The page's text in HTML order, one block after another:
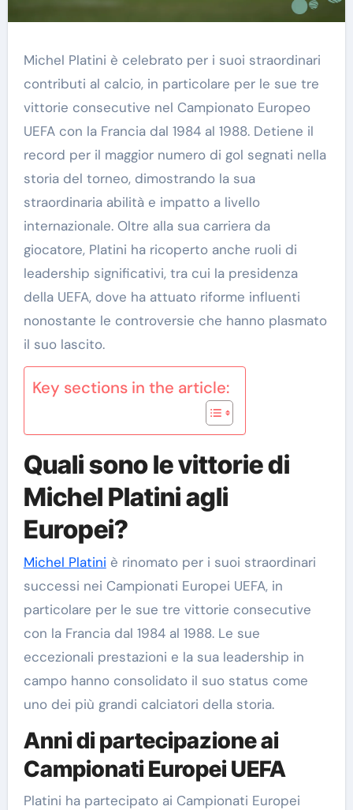
Michel Platini è celebrato per i suoi straordinari
contributi al calcio, in particolare per le sue tre
vittorie consecutive nel Campionato Europeo
UEFA con la Francia dal 1984 al 1988. Detiene il
record per il maggior numero di gol segnati nella
storia del torneo, dimostrando la sua
straordinaria abilità e impatto a livello
internazionale. Oltre alla sua carriera da
giocatore, Platini ha ricoperto anche ruoli di
leadership significativi, tra cui la presidenza
della UEFA, dove ha attuato riforme influenti
nonostante le controversie che hanno plasmato
il suo lascito.
Key sections in the article:
Quali sono le vittorie di
Michel Platini agli
Europei?
Michel Platini è rinomato per i suoi straordinari
successi nei Campionati Europei UEFA, in
particolare per le sue tre vittorie consecutive
con la Francia dal 1984 al 1988. Le sue
eccezionali prestazioni e la sua leadership in
campo hanno consolidato il suo status come
uno dei più grandi calciatori della storia.
Anni di partecipazione ai
Campionati Europei UEFA
Platini ha partecipato ai Campionati Europei